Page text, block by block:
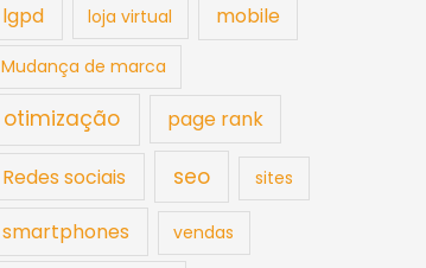
lgpd loja virtual mobile
Mudança de marca
otimização page rank
Redes sociais seo sites
smartphones vendas